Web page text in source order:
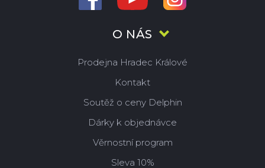
O NÁS
Prodejna Hradec Králové
Kontakt
Soutěž o ceny Delphin
Dárky k objednávce
Věrnostní program
Sleva 10%